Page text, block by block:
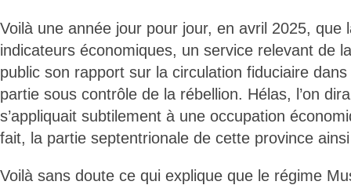
Voilà une année jour pour jour, en avril 2025, que
indicateurs économiques, un service relevant de
public son rapport sur la circulation fiduciaire
partie sous contrôle de la rébellion. Hélas, l’on
s’appliquait subtilement à une occupation
fait, la partie septentrionale de cette province ainsi
Voilà sans doute ce qui explique que le régime